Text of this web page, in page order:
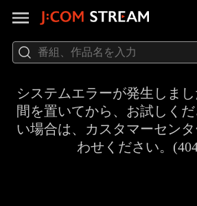
システムエラーが発生しま
間を置いてから、お試しく
い場合は、カスタマーセン
わせください。